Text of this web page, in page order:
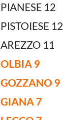
PIANESE 12
PISTOIESE 12
AREZZO 11
OLBIA 9
GOZZANO 9
GIANA 7